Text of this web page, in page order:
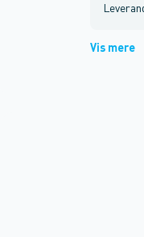
Vis mere